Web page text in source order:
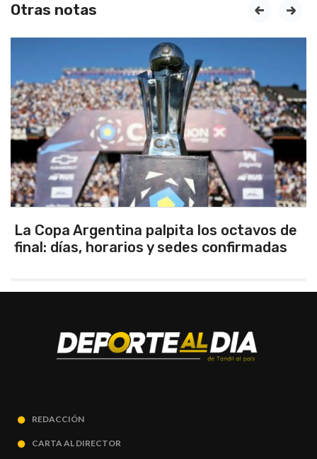
Otras notas
octavos de
Los seleccionados Sub 15 y
Tandil ganaron en el debut
prev next
REDACCIÓN
CARTA AL DIRECTOR